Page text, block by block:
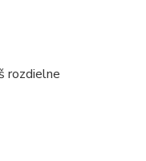
rozdielne